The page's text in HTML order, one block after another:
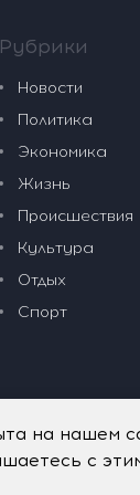
Рубрики
Новости
Политика
Экономика
Жизнь
Происшествия
Культура
Отдых
Спорт
на нашем
с